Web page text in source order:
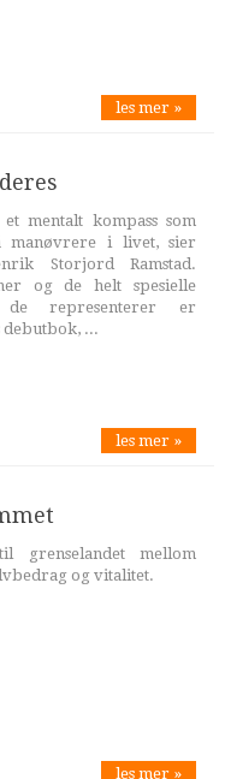
les mer »
mentalt kompass som
manøvrere i livet, sier
Storjord Ramstad.
og de helt spesielle
de representerer er
debutbok, ...
les mer »
grenselandet mellom
og vitalitet.
les mer »